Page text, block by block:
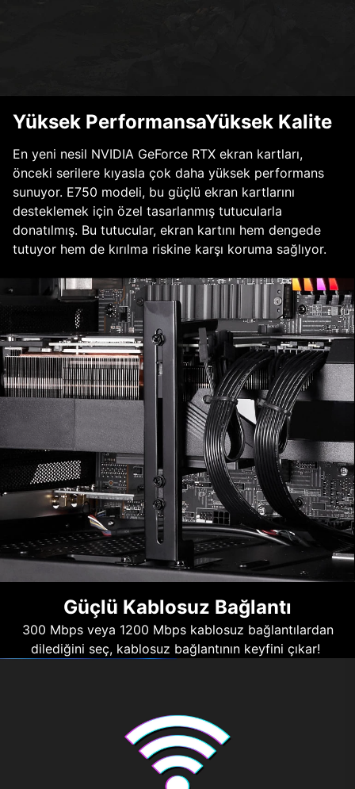
Yüksek PerformansaYüksek Kalite
En yeni nesil NVIDIA GeForce RTX ekran kartları,
önceki serilere kıyasla çok daha yüksek performans
sunuyor. E750 modeli, bu güçlü ekran kartlarını
desteklemek için özel tasarlanmış tutucularla
donatılmış. Bu tutucular, ekran kartını hem dengede
tutuyor hem de kırılma riskine karşı koruma sağlıyor.
Güçlü Kablosuz Bağlantı
300 Mbps veya 1200 Mbps kablosuz bağlantılardan
dilediğini seç, kablosuz bağlantının keyfini çıkar!